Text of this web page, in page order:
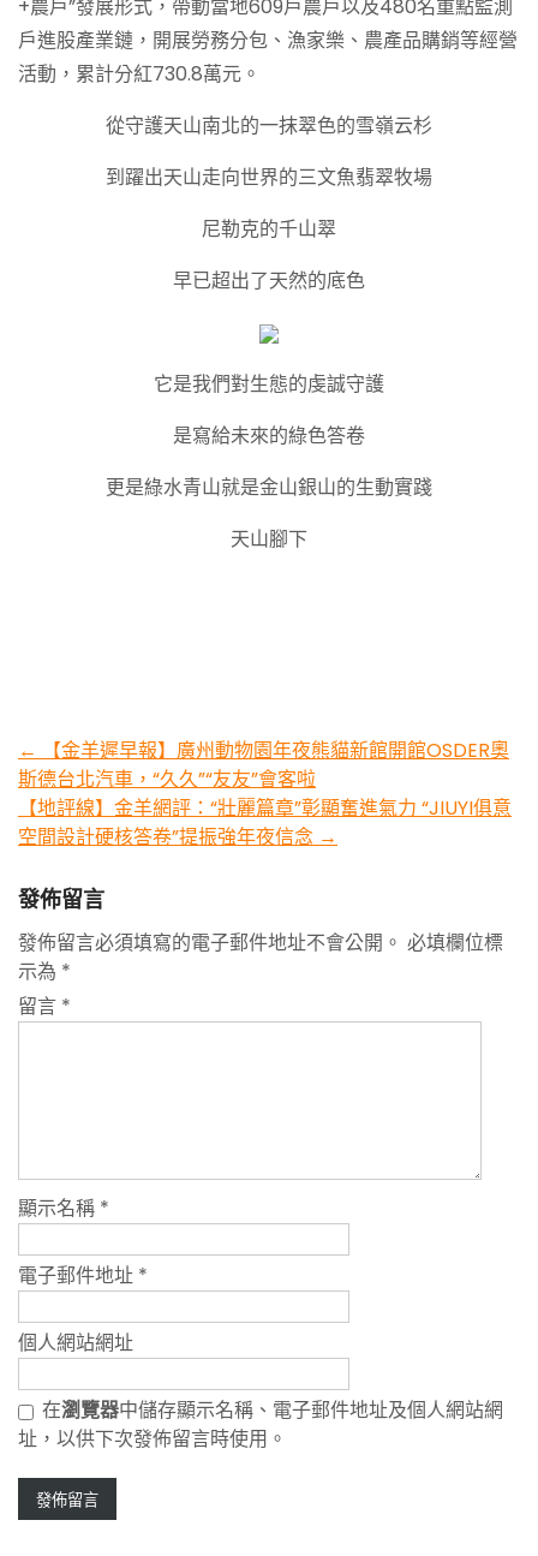
+農戶”發展形式，帶動當地609戶農戶以及480名重點監測
戶進股產業鏈，開展勞務分包、漁家樂、農產品購銷等經營
活動，累計分紅730.8萬元。
從守護天山南北的一抹翠色的雪嶺云杉
到躍出天山走向世界的三文魚翡翠牧場
尼勒克的千山翠
早已超出了天然的底色
它是我們對生態的虔誠守護
是寫給未來的綠色答卷
更是綠水青山就是金山銀山的生動實踐
天山腳下
Post
navigation
←
【金羊遲早報】廣州動物園年夜熊貓新館開館OSDER奧
斯德台北汽車，“久久”“友友”會客啦
【地評線】金羊網評：“壯麗篇章”彰顯奮進氣力 “JIUYI俱意
空間設計硬核答卷”提振強年夜信念 →
發佈留言
發佈留言必須填寫的電子郵件地址不會公開。 必填欄位標
示為 *
留言 *
顯示名稱 *
電子郵件地址 *
個人網站網址
在瀏覽器中儲存顯示名稱、電子郵件地址及個人網站網
址，以供下次發佈留言時使用。